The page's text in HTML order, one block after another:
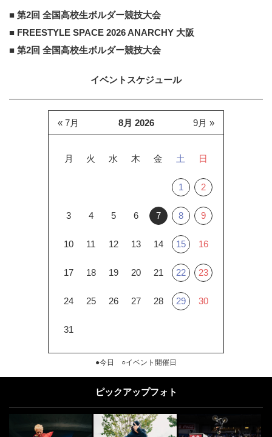
■ 第2回 全国高校生ボルダー競技大会
■ FREESTYLE SPACE 2026 ANARCHY 大阪
■ 第2回 全国高校生ボルダー競技大会
イベントスケジュール
8月 2026
月 火 水 木 金 土 日
1 2
3 4 5 6 7 8 9
10 11 12 13 14 15 16
17 18 19 20 21 22 23
24 25 26 27 28 29 30
31
« 7月 9月 »
●今日 ○イベント開催日
ピックアップフォト